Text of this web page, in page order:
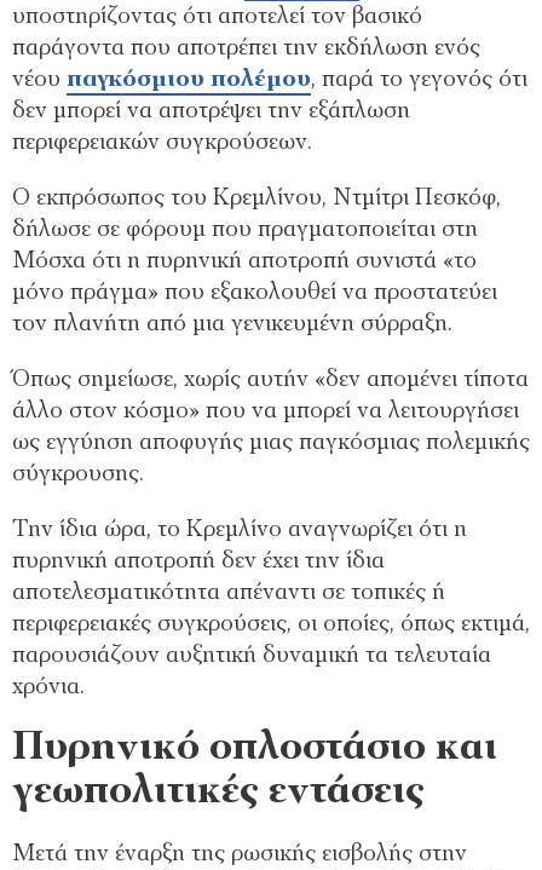
υποστηρίζοντας ότι αποτελεί τον βασικό
παράγοντα που αποτρέπει την εκδήλωση ενός
νέου παγκόσμιου πολέμου, παρά το γεγονός ότι
δεν μπορεί να αποτρέψει την εξάπλωση
περιφερειακών συγκρούσεων.
Ο εκπρόσωπος του Κρεμλίνου, Ντμίτρι Πεσκόφ,
δήλωσε σε φόρουμ που πραγματοποιείται στη
Μόσχα ότι η πυρηνική αποτροπή συνιστά «το
μόνο πράγμα» που εξακολουθεί να προστατεύει
τον πλανήτη από μια γενικευμένη σύρραξη.
Όπως σημείωσε, χωρίς αυτήν «δεν απομένει τίποτα
άλλο στον κόσμο» που να μπορεί να λειτουργήσει
ως εγγύηση αποφυγής μιας παγκόσμιας πολεμικής
σύγκρουσης.
Την ίδια ώρα, το Κρεμλίνο αναγνωρίζει ότι η
πυρηνική αποτροπή δεν έχει την ίδια
αποτελεσματικότητα απέναντι σε τοπικές ή
περιφερειακές συγκρούσεις, οι οποίες, όπως εκτιμά,
παρουσιάζουν αυξητική δυναμική τα τελευταία
χρόνια.
Πυρηνικό οπλοστάσιο και
γεωπολιτικές εντάσεις
Μετά την έναρξη της ρωσικής εισβολής στην